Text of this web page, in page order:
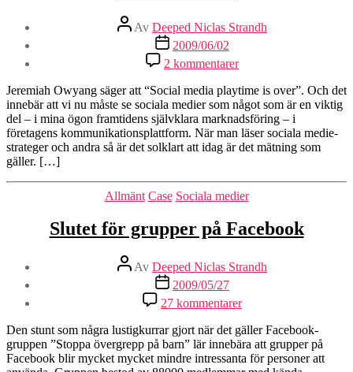
Inläggsförfattare
Av Deeped Niclas Strandh
Inläggsdatum
2009/06/02
2 kommentarertill
Mäta
vackert
är
att
mäta
rätt
det
irrationella
Jeremiah Owyang säger att “Social media playtime is over”. Och det
innebär att vi nu måste se sociala medier som något som är en viktig
del – i mina ögon framtidens självklara marknadsföring – i
företagens kommunikationsplattform. När man läser sociala medie-
strateger och andra så är det solklart att idag är det mätning som
gäller. […]
Kategorier
Allmänt Case Sociala medier
Slutet för grupper på Facebook
Inläggsförfattare
Av Deeped Niclas Strandh
Inläggsdatum
2009/05/27
27 kommentarertill
Slutet
för
grupper
på
Den stunt som några lustigkurrar gjort när det gäller Facebook-
gruppen ”Stoppa övergrepp på barn” lär innebära att grupper på
Facebook blir mycket mycket mindre intressanta för personer att